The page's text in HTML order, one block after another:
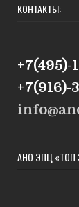
КОНТАКТЫ:
+7(495)-
+7(916)-
АНО ЭПЦ «ТОП